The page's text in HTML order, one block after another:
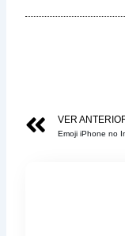
VER
Emoji iPhone no